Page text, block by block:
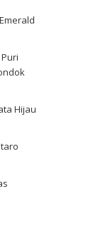
Hijau